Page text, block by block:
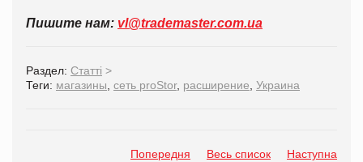
Пишите нам: vl@trademaster.com.ua
Раздел: Статті >
Теги: магазины сеть proStor, расширение Украина
Попередня Весь список Наступна